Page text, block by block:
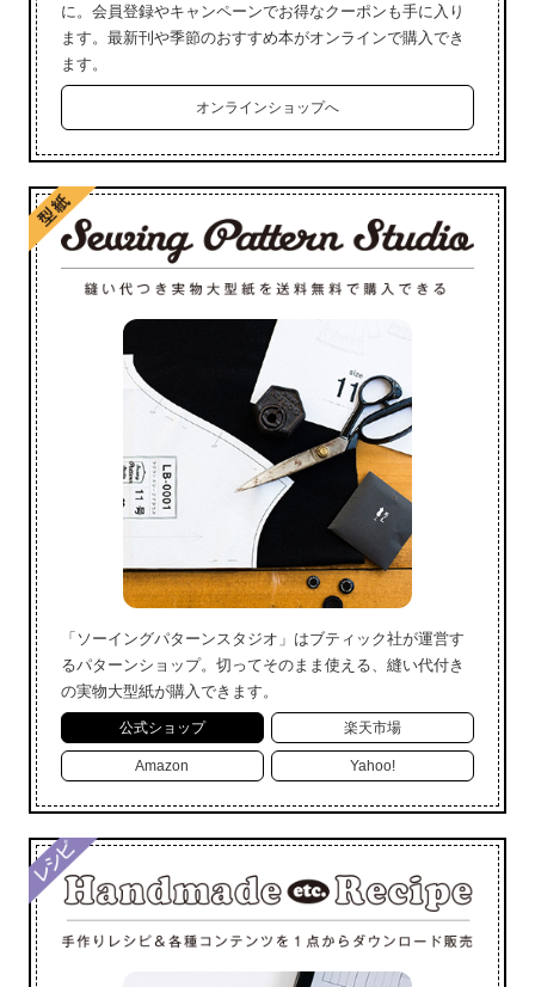
に。会員登録やキャンペーンでお得なクーポンも手に入り
ます。最新刊や季節のおすすめ本がオンラインで購入でき
ます。
オンラインショップへ
「ソーイングパターンスタジオ」はブティック社が運営す
るパターンショップ。切ってそのまま使える、縫い代付き
の実物大型紙が購入できます。
公式ショップ 楽天市場
Amazon Yahoo!